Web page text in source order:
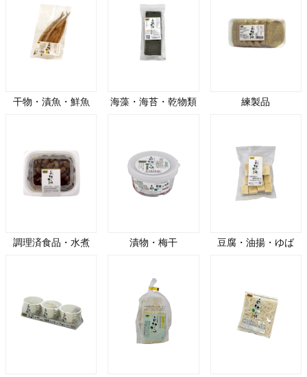
干物・漬魚・鮮魚 海藻・海苔・乾物類 練製品
調理済食品・水煮 漬物・梅干 豆腐・油揚・ゆば